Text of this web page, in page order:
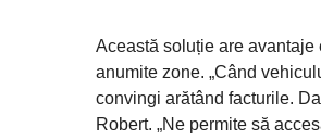
Această soluție are avantaje
anumite zone. „Când
convingi arătând facturile.
Robert. „Ne permite să